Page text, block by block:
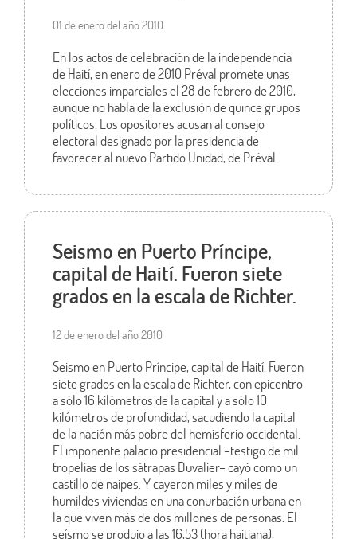
01 de enero del año 2010
En los actos de celebración de la independencia
de Haití, en enero de 2010 Préval promete unas
elecciones imparciales el 28 de febrero de 2010,
aunque no habla de la exclusión de quince grupos
políticos. Los opositores acusan al consejo
electoral designado por la presidencia de
favorecer al nuevo Partido Unidad, de Préval.
Seismo en Puerto Príncipe,
capital de Haití. Fueron siete
grados en la escala de Richter.
12 de enero del año 2010
Seismo en Puerto Príncipe, capital de Haití. Fueron
siete grados en la escala de Richter, con epicentro
a sólo 16 kilómetros de la capital y a sólo 10
kilómetros de profundidad, sacudiendo la capital
de la nación más pobre del hemisferio occidental.
El imponente palacio presidencial –testigo de mil
tropelías de los sátrapas Duvalier– cayó como un
castillo de naipes. Y cayeron miles y miles de
humildes viviendas en una conurbación urbana en
la que viven más de dos millones de personas. El
seísmo se produjo a las 16,53 (hora haitiana),